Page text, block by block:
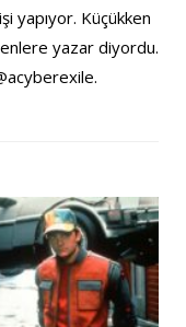
yapıyor. Küçükken
yazar diyordu.